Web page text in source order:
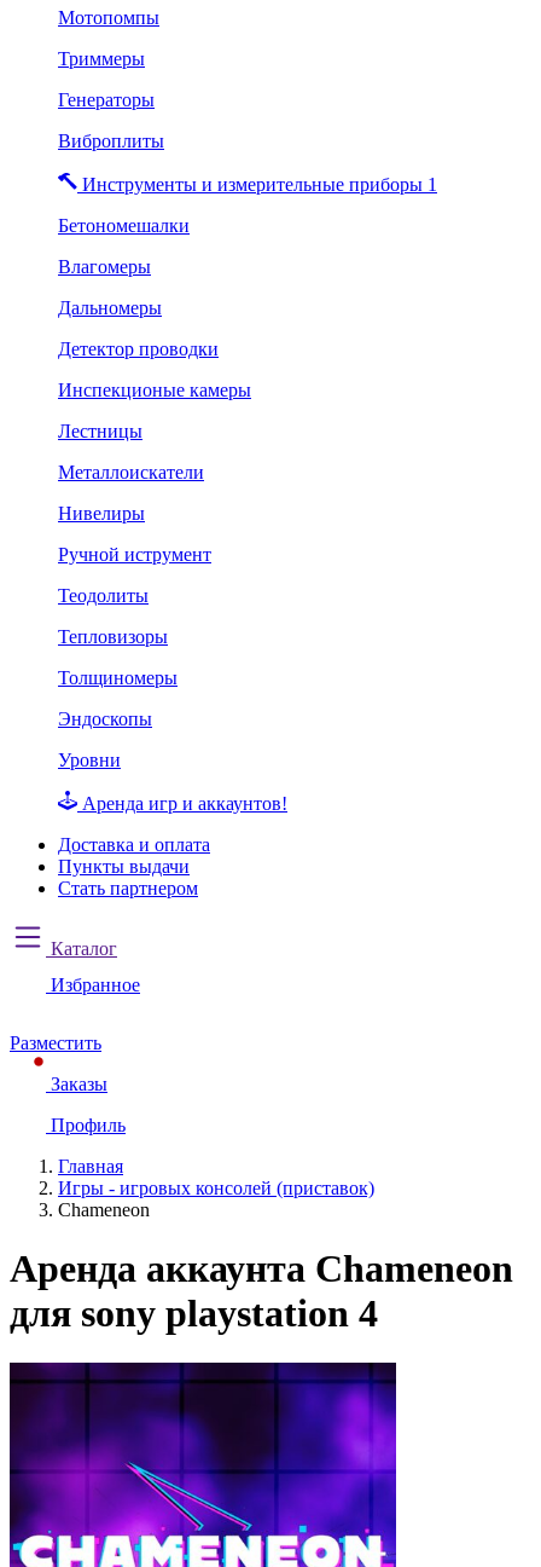
Мотопомпы
Триммеры
Генераторы
Виброплиты
Инструменты и измерительные приборы 1
Бетономешалки
Влагомеры
Дальномеры
Детектор проводки
Инспекционые камеры
Лестницы
Металлоискатели
Нивелиры
Ручной иструмент
Теодолиты
Тепловизоры
Толщиномеры
Эндоскопы
Уровни
Аренда игр и аккаунтов!
Доставка и оплата
Пункты выдачи
Стать партнером
Каталог
Избранное
Разместить
Заказы
Профиль
Главная
Игры - игровых консолей (приставок)
Chameneon
Аренда аккаунта Chameneon
для sony playstation 4